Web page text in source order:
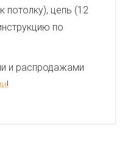
потолку), цепь (12
по
и распродажами
!